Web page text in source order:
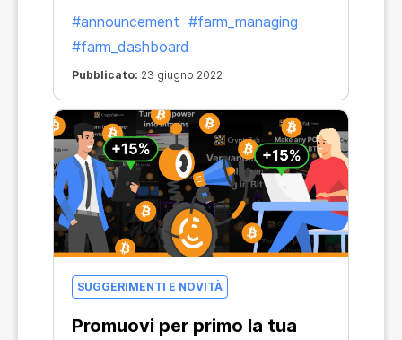
#announcement #farm_managing
#farm_dashboard
Pubblicato: 23 giugno 2022
SUGGERIMENTI E NOVITÀ
Promuovi per primo la tua